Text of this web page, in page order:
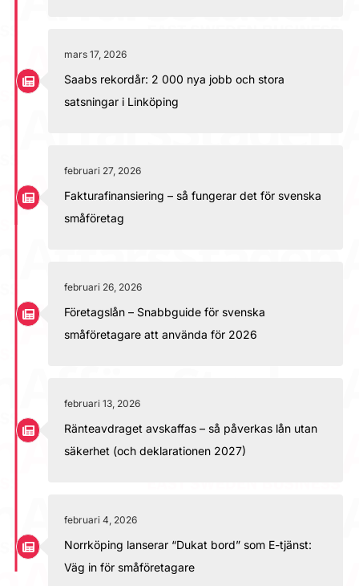
mars 17, 2026
Saabs rekordår: 2 000 nya jobb och stora
satsningar i Linköping
februari 27, 2026
Fakturafinansiering – så fungerar det för svenska
småföretag
februari 26, 2026
Företagslån – Snabbguide för svenska
småföretagare att använda för 2026
februari 13, 2026
Ränteavdraget avskaffas – så påverkas lån utan
säkerhet (och deklarationen 2027)
februari 4, 2026
Norrköping lanserar “Dukat bord” som E-tjänst:
Väg in för småföretagare